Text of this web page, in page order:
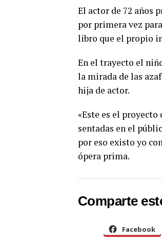
El actor de 72 años
por primera vez
libro que el propio
En el trayecto el
la mirada de las
hija de actor.
«Este es el
sentadas en el
por eso existo yo
ópera prima.
Comparte
Facebook